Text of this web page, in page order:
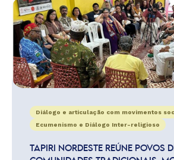
Diálogo e articulação com movimentos
Ecumenismo e Diálogo Inter-religioso
TAPIRI NORDESTE REÚNE POVOS